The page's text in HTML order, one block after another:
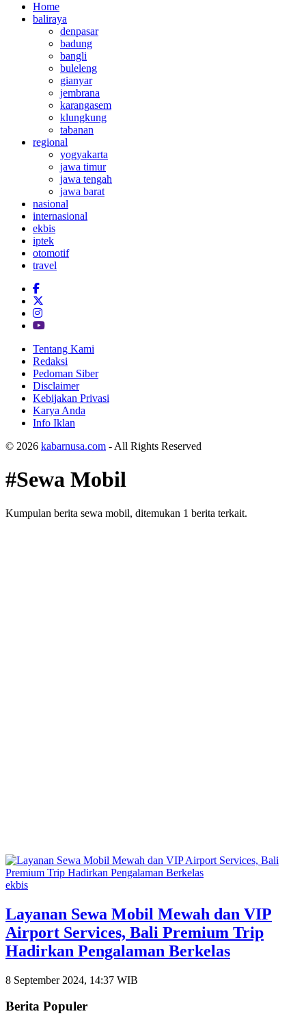
Home
baliraya
denpasar
badung
bangli
buleleng
gianyar
jembrana
karangasem
klungkung
tabanan
regional
yogyakarta
jawa timur
jawa tengah
jawa barat
nasional
internasional
ekbis
iptek
otomotif
travel
Tentang Kami
Redaksi
Pedoman Siber
Disclaimer
Kebijakan Privasi
Karya Anda
Info Iklan
© 2026 kabarnusa.com - All Rights Reserved
#Sewa Mobil
Kumpulan berita sewa mobil, ditemukan 1 berita terkait.
ekbis
Layanan Sewa Mobil Mewah dan VIP
Airport Services, Bali Premium Trip
Hadirkan Pengalaman Berkelas
8 September 2024, 14:37 WIB
Berita Populer